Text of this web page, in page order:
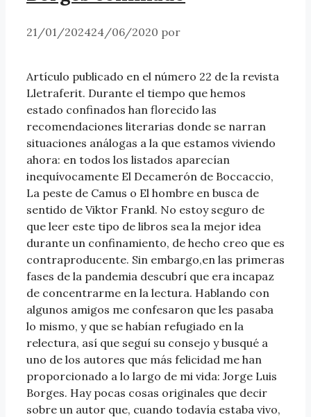
21/01/202424/06/2020 por
Artículo publicado en el número 22 de la revista
Lletraferit. Durante el tiempo que hemos
estado confinados han florecido las
recomendaciones literarias donde se narran
situaciones análogas a la que estamos viviendo
ahora: en todos los listados aparecían
inequívocamente El Decamerón de Boccaccio,
La peste de Camus o El hombre en busca de
sentido de Viktor Frankl. No estoy seguro de
que leer este tipo de libros sea la mejor idea
durante un confinamiento, de hecho creo que es
contraproducente. Sin embargo,en las primeras
fases de la pandemia descubrí que era incapaz
de concentrarme en la lectura. Hablando con
algunos amigos me confesaron que les pasaba
lo mismo, y que se habían refugiado en la
relectura, así que seguí su consejo y busqué a
uno de los autores que más felicidad me han
proporcionado a lo largo de mi vida: Jorge Luis
Borges. Hay pocas cosas originales que decir
sobre un autor que, cuando todavía estaba vivo,